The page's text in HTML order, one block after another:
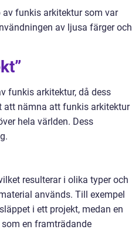
funkis arkitektur som var
av ljusa färger och
funkis arkitektur, då dess
att nämna att funkis arkitektur
hela världen. Dess
resulterar i olika typer och
används. Till exempel
i ett projekt, medan en
en framträdande